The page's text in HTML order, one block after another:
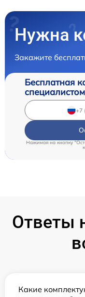
Нужна
Закажите
Бесплатная
специалистом
Нажимая на кнопку
Ответы
Какие